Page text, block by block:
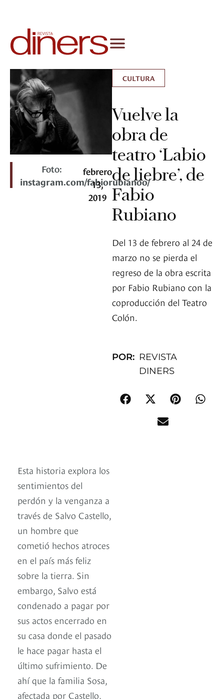
Foto:
instagram.com/fabiorubianoo/
febrero
13,
2019
CULTURA
Vuelve la
obra de
teatro ‘Labio
de liebre’, de
Fabio
Rubiano
Del 13 de febrero al 24 de
marzo no se pierda el
regreso de la obra escrita
por Fabio Rubiano con la
coproducción del Teatro
Colón.
POR: REVISTA
DINERS
Esta historia explora los
sentimientos del
perdón y la venganza a
través de Salvo Castello,
un hombre que
cometió hechos atroces
en el país más feliz
sobre la tierra. Sin
embargo, Salvo está
condenado a pagar por
sus actos encerrado en
su casa donde el pasado
le hace pagar hasta el
último sufrimiento. De
ahí que la familia Sosa,
afectada por Castello,